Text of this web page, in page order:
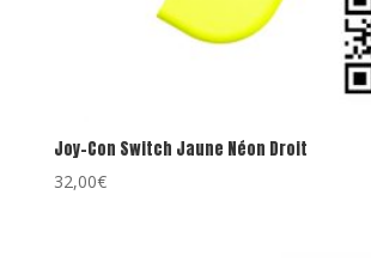
Joy-Con Switch Jaune Néon Droit
32,00€